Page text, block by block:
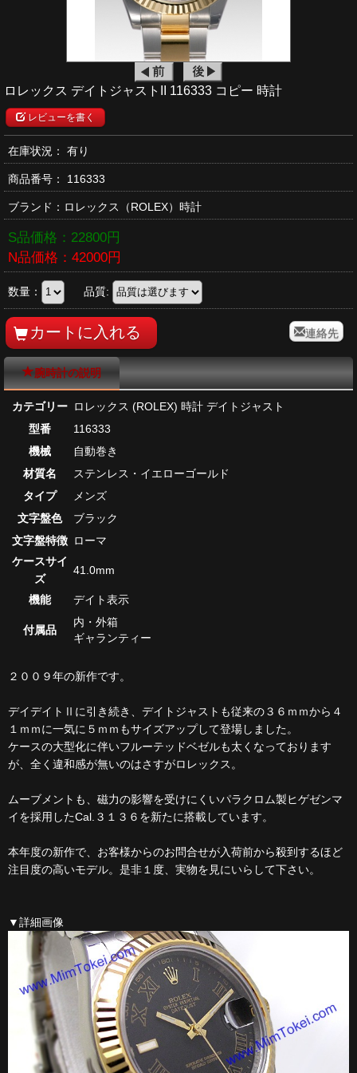
ロレックス デイトジャストII 116333 コピー 時計
レビューを書く
在庫状況： 有り
商品番号： 116333
ブランド： ロレックス （ROLEX）時計
S品価格： 22800円
N品価格： 42000円
数量： 品質:
連絡先
腕時計の説明
カテゴリー ロレックス (ROLEX) 時計 デイトジャスト
型番
116333
機械
自動巻き
材質名
ステンレス・イエローゴールド
タイプ
メンズ
文字盤色
ブラック
文字盤特徴 ローマ
ケースサイ
ズ
41.0mm
機能 デイト表示
付属品
内・外箱
ギャランティー
２００９年の新作です。
デイデイトⅡに引き続き、デイトジャストも従来の３６ｍｍから４
１ｍｍに一気に５ｍｍもサイズアップして登場しました。
ケースの大型化に伴いフルーテッドベゼルも太くなっております
が、全く違和感が無いのはさすがロレックス。
ムーブメントも、磁力の影響を受けにくいパラクロム製ヒゲゼンマ
イを採用したCal.３１３６を新たに搭載しています。
本年度の新作で、お客様からのお問合せが入荷前から殺到するほど
注目度の高いモデル。是非１度、実物を見にいらして下さい。
▼詳細画像